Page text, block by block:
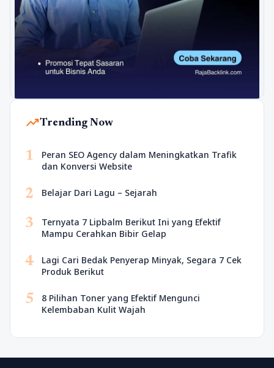
trending_upTrending Now
1
Peran SEO Agency dalam Meningkatkan Trafik
dan Konversi Website
2 Belajar Dari Lagu – Sejarah
3
Ternyata 7 Lipbalm Berikut Ini yang Efektif
Mampu Cerahkan Bibir Gelap
4
Lagi Cari Bedak Penyerap Minyak, Segara 7 Cek
Produk Berikut
5
8 Pilihan Toner yang Efektif Mengunci
Kelembaban Kulit Wajah